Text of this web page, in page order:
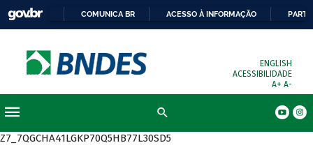
COMUNICA BR ACESSO À INFORMAÇÃO
ENGLISH
ACESSIBILIDADE
A+ A-
Z7_7QGCHA41LGKP70Q5HB77L30SD5